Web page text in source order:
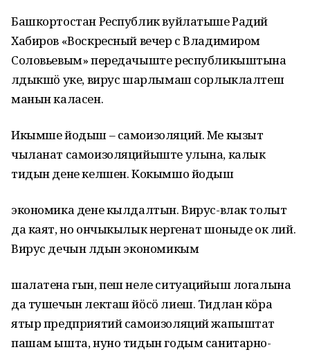
Башкортостан Республик вуйлатыше Радий
Хабиров «Воскресный вечер с Владимиром
Соловьевым» передачыште республикыштына
лӱдыкшӧ уке, вирус шарлымаш сорлыклалтеш
манын каласен.
Икымше йодыш – самоизоляций. Ме кызыт
чыланат самоизоляцийыште улына, калык
тидын дене келшен. Кокымшо йодыш
экономика дене кылдалтын. Вирус-влак толыт
да каят, но ончыкылык нергенат шоныде ок лий.
Вирус дечын лӱдын экономикым
шалатена гын, пеш неле ситуацийыш логалына
да тушечын лекташ йӧсӧ лиеш. Тидлан кӧра
ятыр предприятий самоизоляций жапыштат
пашам ышта, нуно тидын годым санитарно-